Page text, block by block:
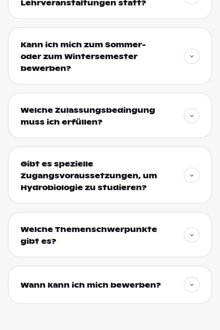
Lehrveranstaltungen statt?
Kann ich mich zum Sommer-
oder zum Wintersemester
bewerben?
Welche Zulassungsbedingung
muss ich erfüllen?
Gibt es spezielle
Zugangsvoraussetzungen, um
Hydrobiologie zu studieren?
Welche Themenschwerpunkte
gibt es?
Wann kann ich mich bewerben?